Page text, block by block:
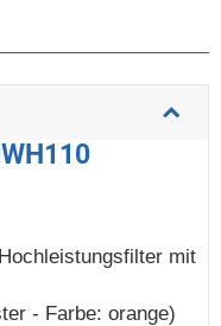
mit
- Farbe: orange)